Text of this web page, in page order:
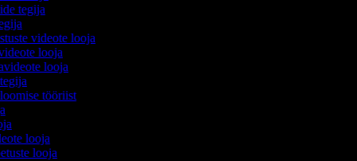
tegija
videote looja
looja
looja
tööriist
looja
looja